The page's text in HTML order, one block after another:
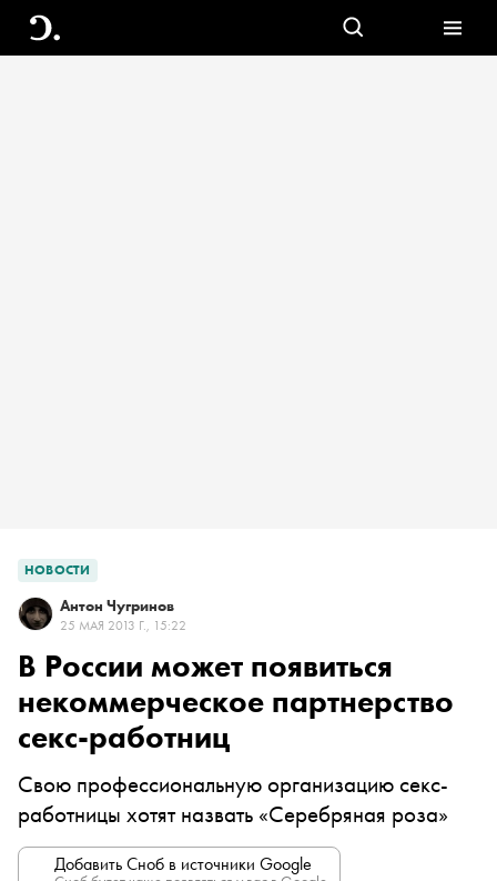
НОВОСТИ
Антон Чугринов
25 МАЯ 2013 Г., 15:22
В России может появиться
некоммерческое партнерство
секс-работниц
Свою профессиональную организацию секс-
работницы хотят назвать «Серебряная роза»
Добавить Сноб в источники Google